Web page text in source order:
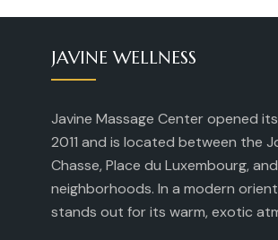
JAVINE WELLNESS
Javine Massage Center opened
2011 and is located between the
Chasse, Place du Luxembourg,
neighborhoods. In a modern
stands out for its warm, exotic